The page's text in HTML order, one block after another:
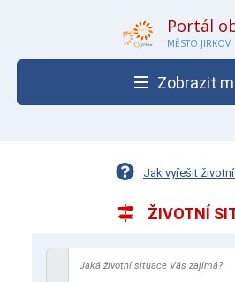
Portál
MĚSTO JIRKOV
Jak vyřešit
ŽIVOTNÍ
Jaká životní situace Vás zajímá?